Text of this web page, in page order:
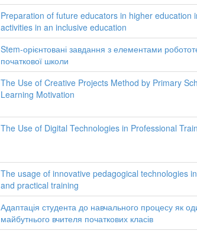
Preparation of future educators in higher
activities in an inclusive education
Stem-орієнтовані завдання з елементами
початкової школи
The Use of Creative Projects Method by Primary
Learning Motivation
The Use of Digital Technologies in Professional
The usage of innovative pedagogical technologies
and practical training
Адаптація студента до навчального процесу як
майбутнього вчителя початкових класів